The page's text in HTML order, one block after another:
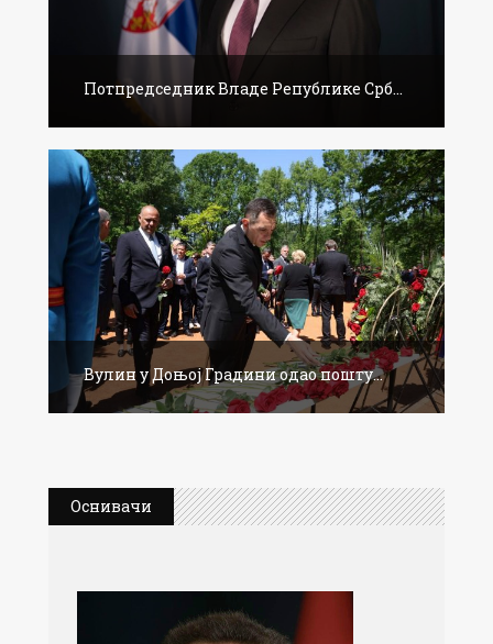
Потпредседник Владе Републике Срб...
Вулин у Доњој Градини одао пошту...
Оснивачи